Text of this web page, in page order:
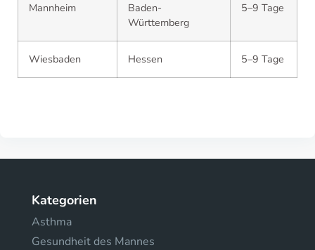
Mannheim
Baden-
Württemberg
5–9 Tage
Wiesbaden Hessen 5–9 Tage
Kategorien
Asthma
Gesundheit des Mannes